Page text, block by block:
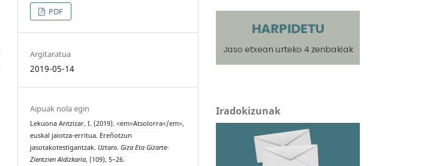
PDF
Argitaratua
2019-05-14
Aipuak nola egin
Lekuona Antzizar, I. (2019). <em>Atsolorra</em>,
euskal jaiotza-erritua. Ereñotzun
jasotakotestigantzak. Uztaro. Giza Eta Gizarte-
Zientzien Aldizkaria, (109), 5–26.
Iradokizunak